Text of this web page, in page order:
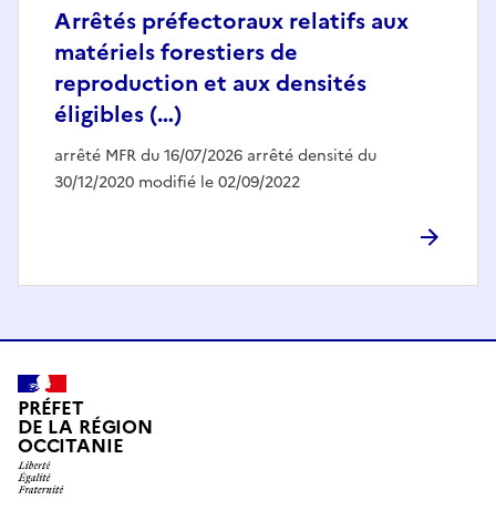
Arrêtés préfectoraux relatifs aux
matériels forestiers de
reproduction et aux densités
éligibles (…)
arrêté MFR du 16/07/2026 arrêté densité du
30/12/2020 modifié le 02/09/2022
PRÉFET
DE LA RÉGION
OCCITANIE